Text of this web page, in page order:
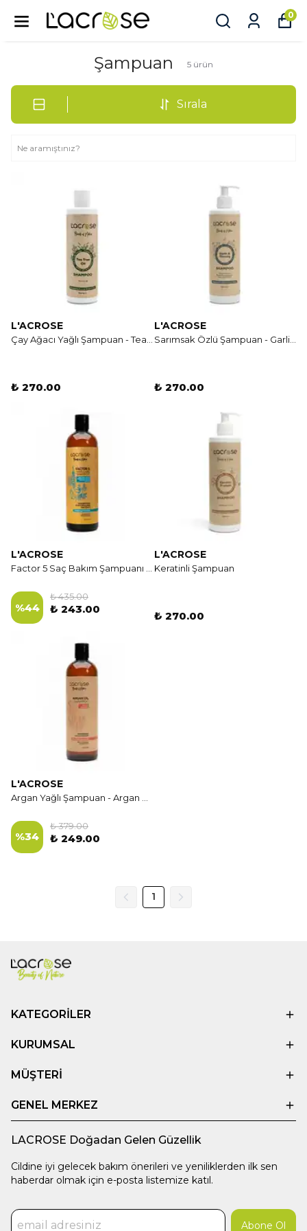
0
Şampuan 5 ürün
Sırala
L'ACROSE
₺ 270.00
L'ACROSE
Sarımsak Özlü Şampuan - Garlic Ginseng Shampoo
₺ 270.00
L'ACROSE
%44
₺ 435.00
₺ 243.00
L'ACROSE
Keratinli Şampuan
₺ 270.00
L'ACROSE
%34
₺ 379.00
₺ 249.00
1
KATEGORİLER
KURUMSAL
MÜŞTERİ
GENEL MERKEZ
LACROSE Doğadan Gelen Güzellik
Cildine iyi gelecek bakım önerileri ve yeniliklerden ilk sen
haberdar olmak için e-posta listemize katıl.
Abone Ol